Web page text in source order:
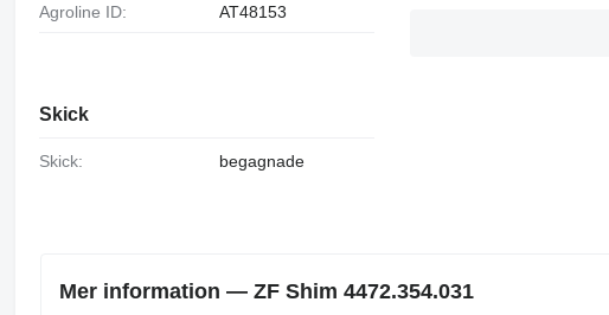
Agroline ID: AT48153
Skick
Skick: begagnade
Mer information — ZF Shim 4472.354.031